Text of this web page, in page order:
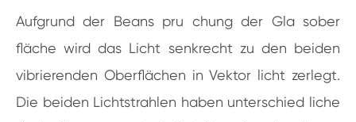
Aufgrund der Beans pru chung der Gla sober
fläche wird das Licht senkrecht zu den beiden
vibrierenden Oberflächen in Vektor licht zerlegt.
Die beiden Lichtstrahlen haben unterschied liche